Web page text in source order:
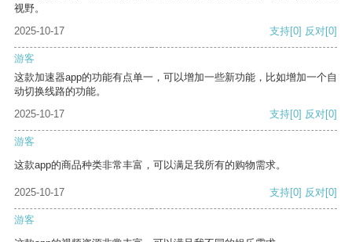
视野。
2025-10-17
支持[0] 反对[0]
游客
这款加速器app的功能有点单一，可以增加一些新功能，比如增加一个自
动切换线路的功能。
2025-10-17
支持[0] 反对[0]
游客
这款app的商品种类非常丰富，可以满足我所有的购物需求。
2025-10-17 支持[0] 反对[0]
游客